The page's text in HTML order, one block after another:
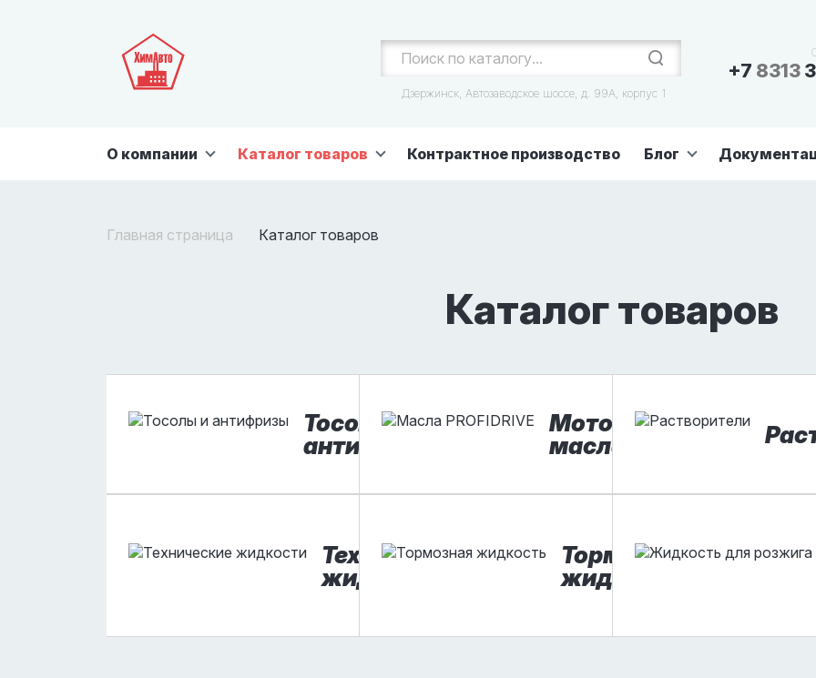
Дзержинск, Автозаводское шоссе, д. 99А, корпус 1
+7 8313
О компании Каталог товаров Контрактное производство Блог
Главная страница Каталог товаров
Каталог товаров
Тосолы и
антифризы
Моторные
масла
Технические
жидкости
Тормозная
жидкость